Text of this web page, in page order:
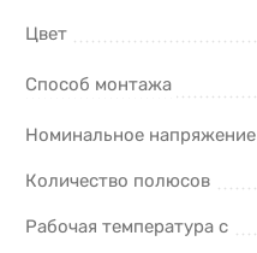
Цвет
Способ монтажа
Номинальное напряжение
Количество полюсов
Рабочая температура с